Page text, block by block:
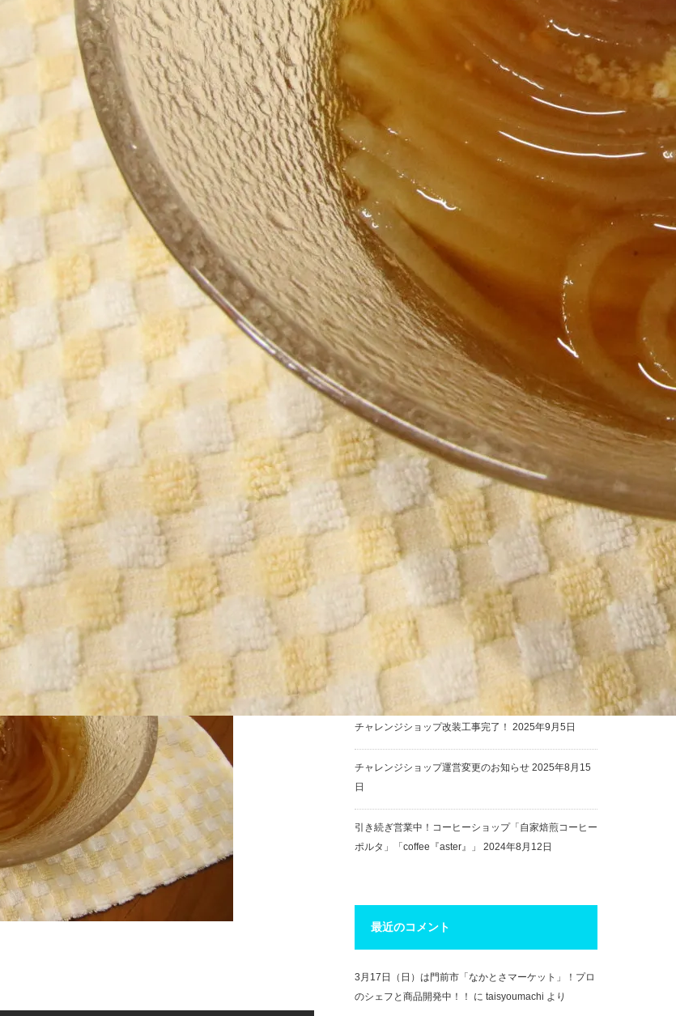
ス・駐車場 カツオHANDBOOK お問い合わせ
Hatena
feedly Pin it
facebook
最近の投稿
2026年度チャレンジショップの募集を再開します。
2026年7月3日
中土佐町観光拠点施設「ぜよぴあ」貸し会議室ご案内
チャレンジショップ改装工事完了！ 2025年9月5日
チャレンジショップ運営変更のお知らせ 2025年8月15
日
引き続ぎ営業中！コーヒーショップ「自家焙煎コーヒー
ポルタ」「coffee『aster』」
2024年8月12日
最近のコメント
3月17日（日）は門前市「なかとさマーケット」！プロ
のシェフと商品開発中！！
に taisyoumachi より